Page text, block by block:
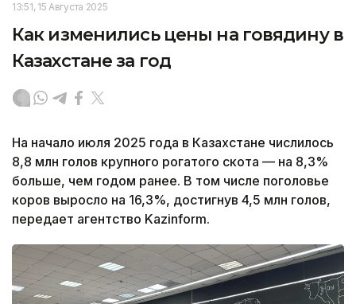
13:51, 15 Августа 2025
Как изменились цены на говядину в
Казахстане за год
На начало июля 2025 года в Казахстане числилось
8,8 млн голов крупного рогатого скота — на 8,3%
больше, чем годом ранее. В том числе поголовье
коров выросло на 16,3%, достигнув 4,5 млн голов,
передает агентство Kazinform.